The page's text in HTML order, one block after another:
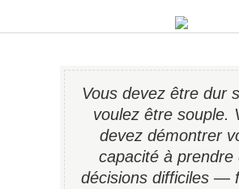
Vous devez être dur
voulez être souple.
devez démontrer
capacité à prendre
décisions difficiles —